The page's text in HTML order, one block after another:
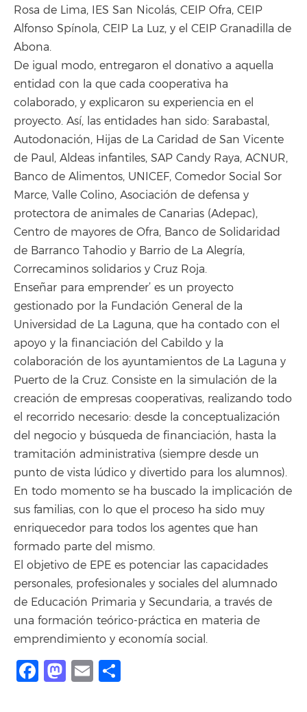
Rosa de Lima, IES San Nicolás, CEIP Ofra, CEIP
Alfonso Spínola, CEIP La Luz, y el CEIP Granadilla de
Abona.
De igual modo, entregaron el donativo a aquella
entidad con la que cada cooperativa ha
colaborado, y explicaron su experiencia en el
proyecto. Así, las entidades han sido: Sarabastal,
Autodonación, Hijas de La Caridad de San Vicente
de Paul, Aldeas infantiles, SAP Candy Raya, ACNUR,
Banco de Alimentos, UNICEF, Comedor Social Sor
Marce, Valle Colino, Asociación de defensa y
protectora de animales de Canarias (Adepac),
Centro de mayores de Ofra, Banco de Solidaridad
de Barranco Tahodio y Barrio de La Alegría,
Correcaminos solidarios y Cruz Roja.
Enseñar para emprender’ es un proyecto
gestionado por la Fundación General de la
Universidad de La Laguna, que ha contado con el
apoyo y la financiación del Cabildo y la
colaboración de los ayuntamientos de La Laguna y
Puerto de la Cruz. Consiste en la simulación de la
creación de empresas cooperativas, realizando todo
el recorrido necesario: desde la conceptualización
del negocio y búsqueda de financiación, hasta la
tramitación administrativa (siempre desde un
punto de vista lúdico y divertido para los alumnos).
En todo momento se ha buscado la implicación de
sus familias, con lo que el proceso ha sido muy
enriquecedor para todos los agentes que han
formado parte del mismo.
El objetivo de EPE es potenciar las capacidades
personales, profesionales y sociales del alumnado
de Educación Primaria y Secundaria, a través de
una formación teórico-práctica en materia de
emprendimiento y economía social.
Facebook
Mastodon
Email